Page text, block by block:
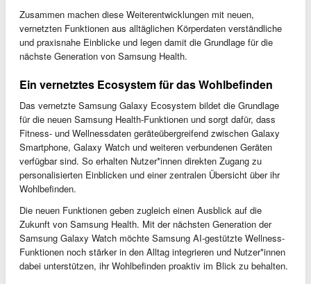
Zusammen machen diese Weiterentwicklungen mit neuen,
vernetzten Funktionen aus alltäglichen Körperdaten verständliche
und praxisnahe Einblicke und legen damit die Grundlage für die
nächste Generation von Samsung Health.
Ein vernetztes Ecosystem für das Wohlbefinden
Das vernetzte Samsung Galaxy Ecosystem bildet die Grundlage
für die neuen Samsung Health-Funktionen und sorgt dafür, dass
Fitness- und Wellnessdaten geräteübergreifend zwischen Galaxy
Smartphone, Galaxy Watch und weiteren verbundenen Geräten
verfügbar sind. So erhalten Nutzer*innen direkten Zugang zu
personalisierten Einblicken und einer zentralen Übersicht über ihr
Wohlbefinden.
Die neuen Funktionen geben zugleich einen Ausblick auf die
Zukunft von Samsung Health. Mit der nächsten Generation der
Samsung Galaxy Watch möchte Samsung AI-gestützte Wellness-
Funktionen noch stärker in den Alltag integrieren und Nutzer*innen
dabei unterstützen, ihr Wohlbefinden proaktiv im Blick zu behalten.